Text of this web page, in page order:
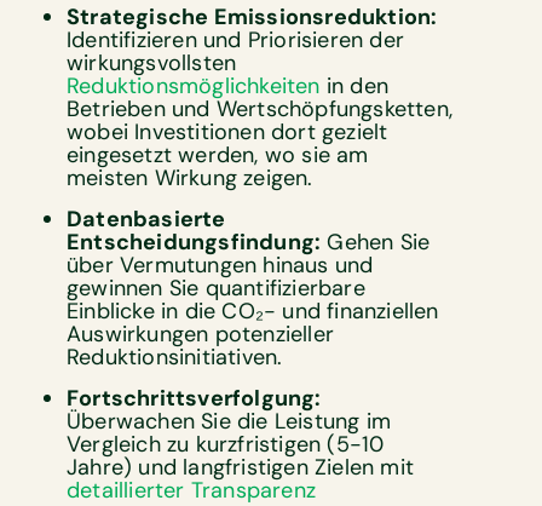
Strategische Emissionsreduktion:
Identifizieren und Priorisieren der
wirkungsvollsten
Reduktionsmöglichkeiten in den
Betrieben und Wertschöpfungsketten,
wobei Investitionen dort gezielt
eingesetzt werden, wo sie am
meisten Wirkung zeigen.
Datenbasierte
Entscheidungsfindung: Gehen Sie
über Vermutungen hinaus und
gewinnen Sie quantifizierbare
Einblicke in die CO₂- und finanziellen
Auswirkungen potenzieller
Reduktionsinitiativen.
Fortschrittsverfolgung:
Überwachen Sie die Leistung im
Vergleich zu kurzfristigen (5-10
Jahre) und langfristigen Zielen mit
detaillierter Transparenz